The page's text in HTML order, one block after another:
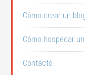
Cómo crear un
Cómo hospedar
Contacto